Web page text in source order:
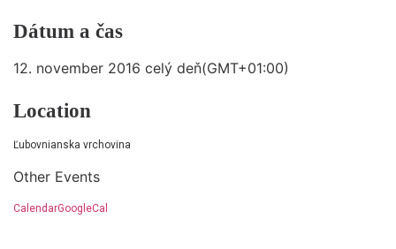
Dátum a čas
12. november 2016 celý deň(GMT+01:00)
Location
Ľubovnianska vrchovina
Other Events
CalendarGoogleCal